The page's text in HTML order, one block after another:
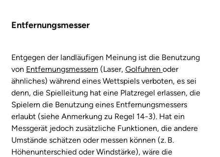
Entfernungsmesser
Entgegen der landläufigen Meinung ist die Benutzung
von Entfernungsmessern (Laser, Golfuhren oder
ähnliches) während eines Wettspiels verboten, es sei
denn, die Spielleitung hat eine Platzregel erlassen, die
Spielern die Benutzung eines Entfernungsmessers
erlaubt (siehe Anmerkung zu Regel 14-3). Hat ein
Messgerät jedoch zusätzliche Funktionen, die andere
Umstände schätzen oder messen können (z. B.
Höhenunterschied oder Windstärke), wäre die